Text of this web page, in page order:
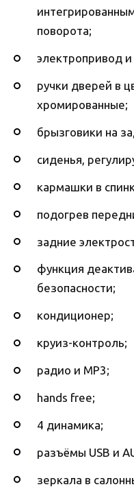
поворота;
электропривод
ручки дверей в
хромированные;
брызговики на
сиденья,
кармашки в
подогрев
задние
функция
безопасности;
кондиционер;
круиз-контроль;
радио и МР3;
hands free;
4 динамика;
разъёмы USB и
зеркала в